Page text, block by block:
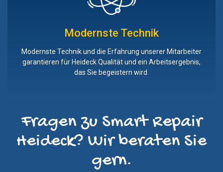
Modernste Technik
Modernste Technik und die Erfahrung unserer Mitarbeiter
garantieren für Heideck Qualität und ein Arbeitsergebnis,
das Sie begeistern wird.
Fragen zu Smart Repair
Heideck? Wir beraten Sie
gern.